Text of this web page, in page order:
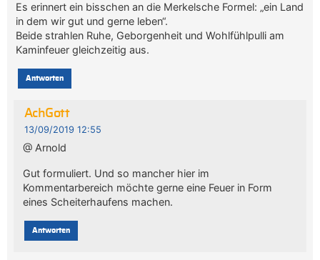
Es erinnert ein bisschen an die Merkelsche Formel: „ein Land
in dem wir gut und gerne leben“.
Beide strahlen Ruhe, Geborgenheit und Wohlfühlpulli am
Kaminfeuer gleichzeitig aus.
Antworten
AchGott
13/09/2019 12:55
@ Arnold
Gut formuliert. Und so mancher hier im
Kommentarbereich möchte gerne eine Feuer in Form
eines Scheiterhaufens machen.
Antworten